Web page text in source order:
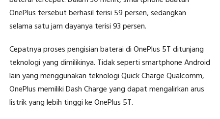
OnePlus tersebut berhasil terisi 59 persen, sedangkan
selama satu jam dayanya terisi 93 persen.
Cepatnya proses pengisian baterai di OnePlus 5T ditunjang
teknologi yang dimilikinya. Tidak seperti smartphone Android
lain yang menggunakan teknologi Quick Charge Qualcomm,
OnePlus memiliki Dash Charge yang dapat mengalirkan arus
listrik yang lebih tinggi ke OnePlus 5T.